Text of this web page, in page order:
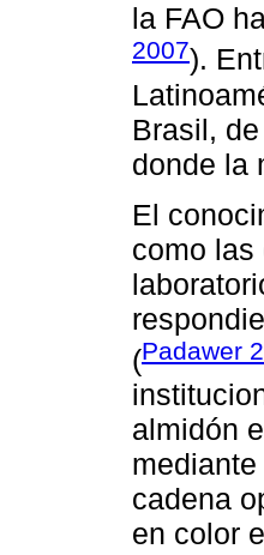
la FAO
2007).
Brasil,
donde la
El
como
(Padawer
almidón
cadena
en color